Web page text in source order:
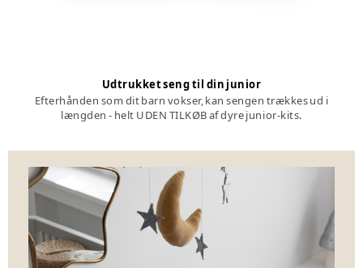
Udtrukket seng til din junior
Efterhånden som dit barn vokser, kan sengen trækkes ud i
længden - helt UDEN TILKØB af dyre junior-kits.